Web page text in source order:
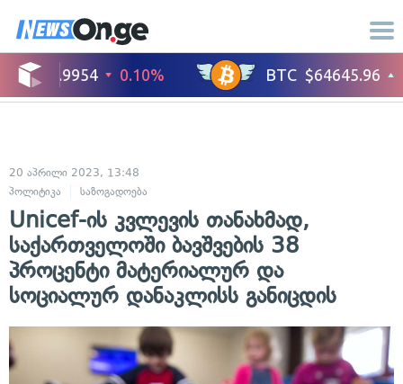
20 აპრილი 2023, 13:48
პოლიტიკა
საზოგადოება
Unicef-ის კვლევის თანახმად,
საქართველოში ბავშვების 38
პროცენტი მატერიალურ და
სოციალურ დანაკლისს განიცდის